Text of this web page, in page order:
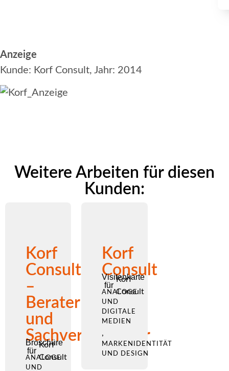
Anzeige
Kunde: Korf Consult, Jahr: 2014
Weitere Arbeiten für diesen
Kunden:
Korf
Consult
–
Berater
und
Sachverständiger
Broschüre
für
Korf
Consult
ANALOGE
UND
Korf
Consult
Visitenkarte
für
Korf
Consult
ANALOGE
UND
DIGITALE
MEDIEN
,
MARKENIDENTITÄT
UND DESIGN